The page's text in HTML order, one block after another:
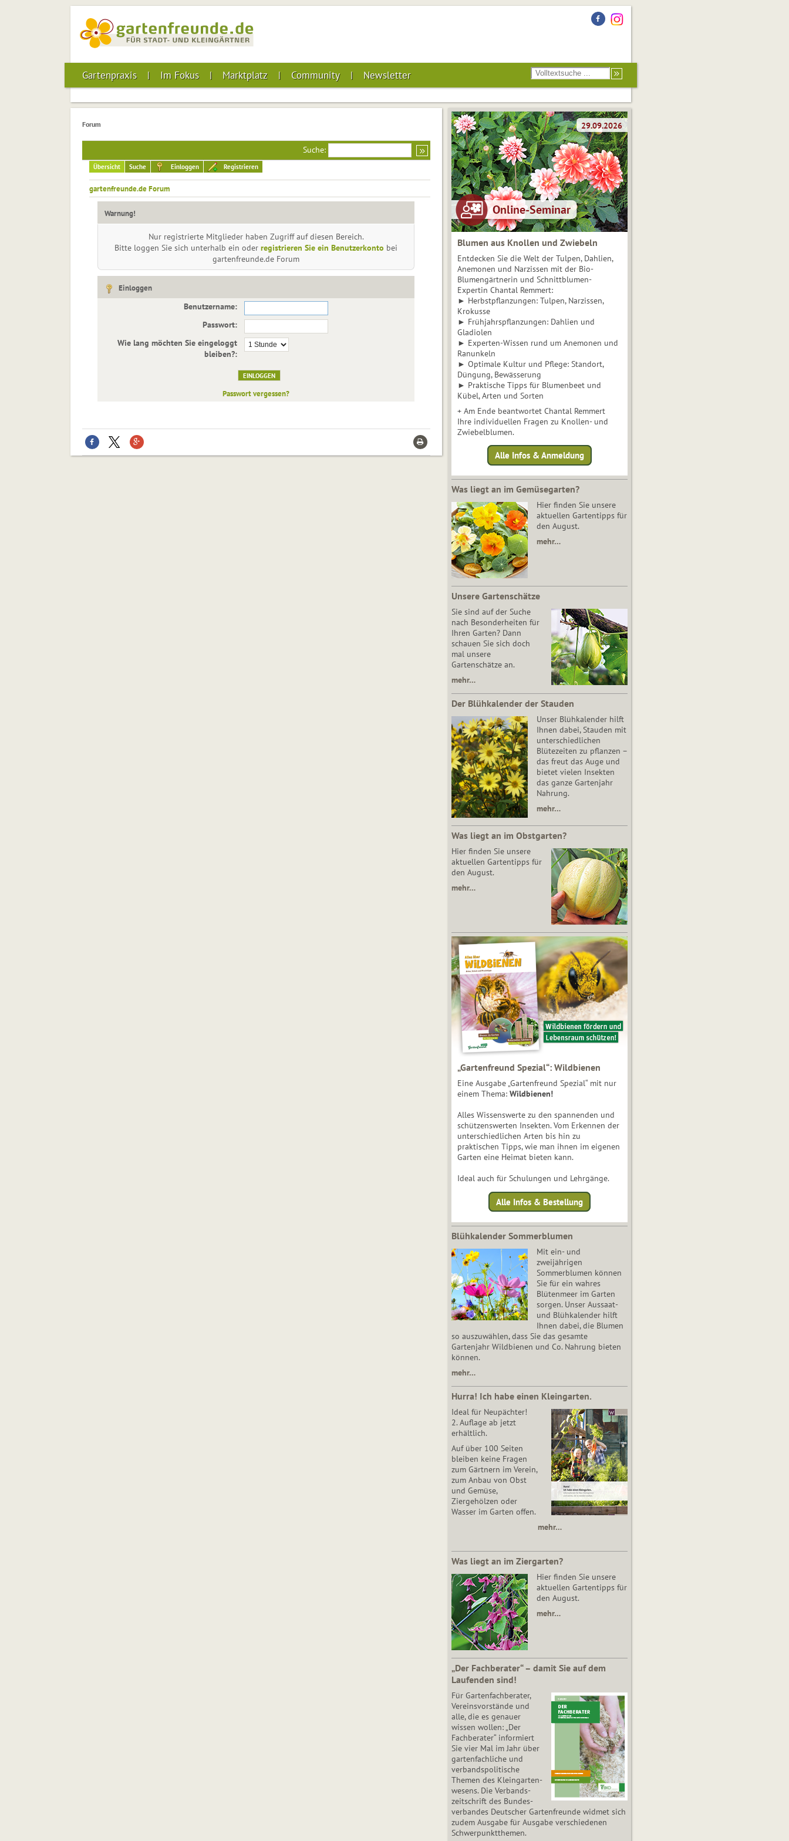
Gartenpraxis Im Fokus Marktplatz Community Newsletter
Forum
Suche:
Übersicht Suche Einloggen Registrieren
gartenfreunde.de Forum
Warnung!
Nur registrierte Mitglieder haben Zugriff auf diesen Bereich.
Bitte loggen Sie sich unterhalb ein oder registrieren Sie ein Benutzerkonto bei
gartenfreunde.de Forum
Einloggen
Benutzername:
Passwort:
Wie lang möchten Sie eingeloggt
bleiben?:
Passwort vergessen?
Blumen aus Knollen und Zwiebeln
Entdecken Sie die Welt der Tulpen, Dahlien,
Anemonen und Narzissen mit der Bio-
Blumengärtnerin und Schnittblumen-
Expertin Chantal Remmert:
► Herbstpflanzungen: Tulpen, Narzissen,
Krokusse
► Frühjahrspflanzungen: Dahlien und
Gladiolen
► Experten-Wissen rund um Anemonen und
Ranunkeln
► Optimale Kultur und Pflege: Standort,
Düngung, Bewässerung
► Praktische Tipps für Blumenbeet und
Kübel, Arten und Sorten
+ Am Ende beantwortet Chantal Remmert
Ihre individuellen Fragen zu Knollen- und
Zwiebelblumen.
Alle Infos & Anmeldung
Was liegt an im Gemüsegarten?
Hier finden Sie unsere
aktuellen Gartentipps für
den August.
mehr…
Unsere Gartenschätze
Sie sind auf der Suche
nach Besonderheiten für
Ihren Garten? Dann
schauen Sie sich doch
mal unsere
Gartenschätze an.
mehr…
Der Blühkalender der Stauden
Unser Blühkalender hilft
Ihnen dabei, Stauden mit
unterschiedlichen
Blütezeiten zu pflanzen –
das freut das Auge und
bietet vielen Insekten
das ganze Gartenjahr
Nahrung.
mehr…
Was liegt an im Obstgarten?
Hier finden Sie unsere
aktuellen Gartentipps für
den August.
mehr…
„Gartenfreund Spezial“: Wildbienen
Eine Ausgabe „Gartenfreund Spezial“ mit nur
einem Thema: Wildbienen!
Alles Wissenswerte zu den spannenden und
schützenswerten Insekten. Vom Erkennen der
unterschiedlichen Arten bis hin zu
praktischen Tipps, wie man ihnen im eigenen
Garten eine Heimat bieten kann.
Ideal auch für Schulungen und Lehrgänge.
Alle Infos & Bestellung
Blühkalender Sommerblumen
Mit ein- und
zweijährigen
Sommerblumen können
Sie für ein wahres
Blütenmeer im Garten
sorgen. Unser Aussaat-
und Blühkalender hilft
Ihnen dabei, die Blumen
so auszuwählen, dass Sie das gesamte
Gartenjahr Wildbienen und Co. Nahrung bieten
können.
mehr…
Hurra! Ich habe einen Kleingarten.
Ideal für Neupächter!
2. Auflage ab jetzt
erhältlich.
Auf über 100 Seiten
bleiben keine Fragen
zum Gärtnern im Verein,
zum Anbau von Obst
und Gemüse,
Ziergehölzen oder
Wasser im Garten offen.
mehr…
Was liegt an im Ziergarten?
Hier finden Sie unsere
aktuellen Gartentipps für
den August.
mehr…
„Der Fachberater“ – damit Sie auf dem
Laufenden sind!
Für Gartenfachberater,
Vereinsvorstände und
alle, die es genauer
wissen wollen: „Der
Fachberater“ informiert
Sie vier Mal im Jahr über
gartenfachliche und
verbandspolitische
Themen des Klein­gar­ten­
wesens. Die Ver­bands­
zeit­schrift des Bun­des­
ver­ban­des Deutscher Gartenfreunde widmet sich
zudem Ausgabe für Ausgabe verschiedenen
Schwer­punkt­the­men.